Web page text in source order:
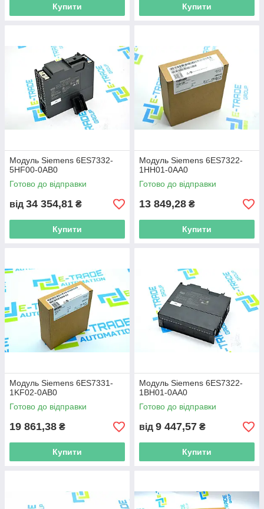
Купити Купити
Модуль Siemens 6ES7332-
5HF00-0AB0
Готово до відправки
від 34 354,81 ₴
Купити
Модуль Siemens 6ES7322-
1HH01-0AA0
Готово до відправки
13 849,28 ₴
Купити
Модуль Siemens 6ES7331-
1KF02-0AB0
Готово до відправки
19 861,38 ₴
Купити
Модуль Siemens 6ES7322-
1BH01-0AA0
Готово до відправки
від 9 447,57 ₴
Купити